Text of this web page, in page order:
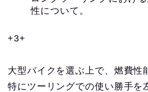
性について。
+3+
大型バイクを選ぶ上で、燃費性
特にツーリングでの使い勝手を